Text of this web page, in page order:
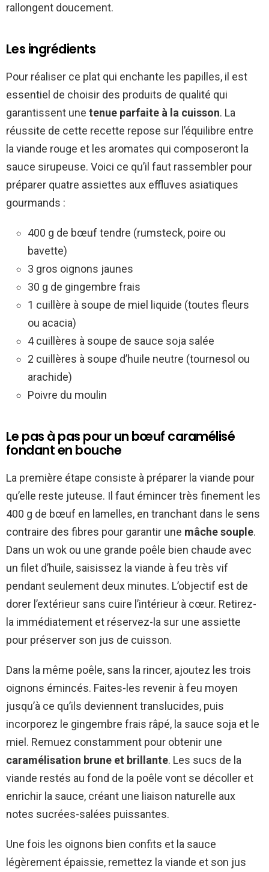
rallongent doucement.
Les ingrédients
Pour réaliser ce plat qui enchante les papilles, il est
essentiel de choisir des produits de qualité qui
garantissent une tenue parfaite à la cuisson. La
réussite de cette recette repose sur l’équilibre entre
la viande rouge et les aromates qui composeront la
sauce sirupeuse. Voici ce qu’il faut rassembler pour
préparer quatre assiettes aux effluves asiatiques
gourmands :
400 g de bœuf tendre (rumsteck, poire ou
bavette)
3 gros oignons jaunes
30 g de gingembre frais
1 cuillère à soupe de miel liquide (toutes fleurs
ou acacia)
4 cuillères à soupe de sauce soja salée
2 cuillères à soupe d’huile neutre (tournesol ou
arachide)
Poivre du moulin
Le pas à pas pour un bœuf caramélisé
fondant en bouche
La première étape consiste à préparer la viande pour
qu’elle reste juteuse. Il faut émincer très finement les
400 g de bœuf en lamelles, en tranchant dans le sens
contraire des fibres pour garantir une mâche souple.
Dans un wok ou une grande poêle bien chaude avec
un filet d’huile, saisissez la viande à feu très vif
pendant seulement deux minutes. L’objectif est de
dorer l’extérieur sans cuire l’intérieur à cœur. Retirez-
la immédiatement et réservez-la sur une assiette
pour préserver son jus de cuisson.
Dans la même poêle, sans la rincer, ajoutez les trois
oignons émincés. Faites-les revenir à feu moyen
jusqu’à ce qu’ils deviennent translucides, puis
incorporez le gingembre frais râpé, la sauce soja et le
miel. Remuez constamment pour obtenir une
caramélisation brune et brillante. Les sucs de la
viande restés au fond de la poêle vont se décoller et
enrichir la sauce, créant une liaison naturelle aux
notes sucrées-salées puissantes.
Une fois les oignons bien confits et la sauce
légèrement épaissie, remettez la viande et son jus